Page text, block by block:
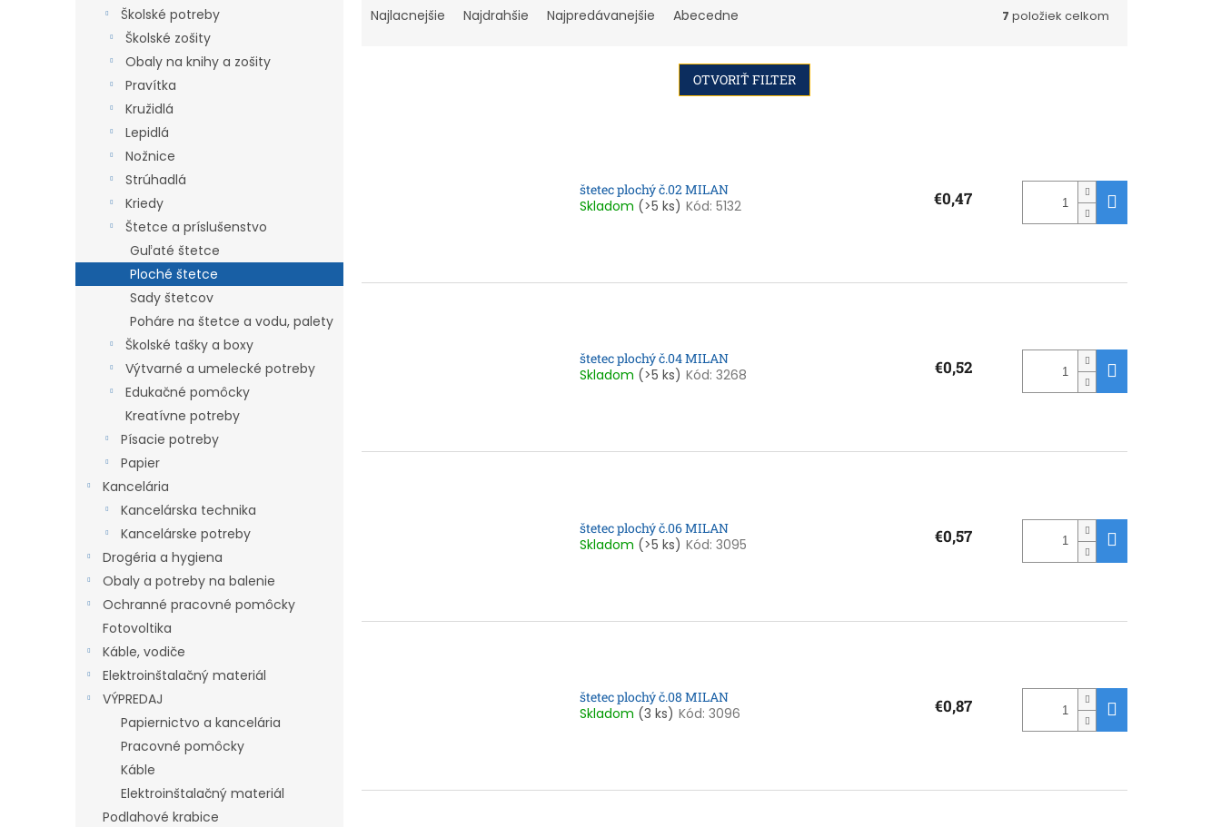
Školské potreby
Školské zošity
Obaly na knihy a zošity
Pravítka
Kružidlá
Lepidlá
Nožnice
Strúhadlá
Kriedy
Štetce a príslušenstvo
Guľaté štetce
Ploché štetce
Sady štetcov
Poháre na štetce a vodu, palety
Školské tašky a boxy
Výtvarné a umelecké potreby
Edukačné pomôcky
Kreatívne potreby
Písacie potreby
Papier
Kancelária
Kancelárska technika
Kancelárske potreby
Drogéria a hygiena
Obaly a potreby na balenie
Ochranné pracovné pomôcky
Fotovoltika
Káble, vodiče
Elektroinštalačný materiál
VÝPREDAJ
Papiernictvo a kancelária
Pracovné pomôcky
Káble
Elektroinštalačný materiál
Podlahové krabice
Najlacnejšie Najdrahšie Najpredávanejšie Abecedne 7 položiek celkom
OTVORIŤ FILTER
d
štetec plochý č.02 MILAN
Skladom (>5 ks) Kód: 5132 €0,47
štetec plochý č.04 MILAN
Skladom (>5 ks) Kód: 3268 €0,52
štetec plochý č.06 MILAN
Skladom (>5 ks) Kód: 3095 €0,57
štetec plochý č.08 MILAN
Skladom (3 ks) Kód: 3096 €0,87